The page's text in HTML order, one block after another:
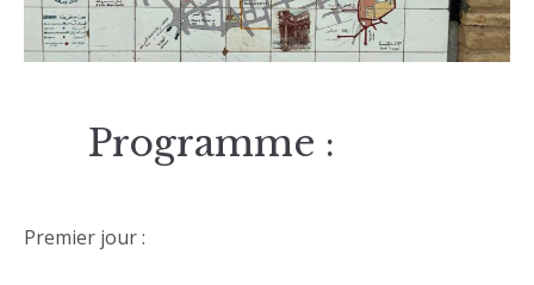
Programme :
Premier jour :